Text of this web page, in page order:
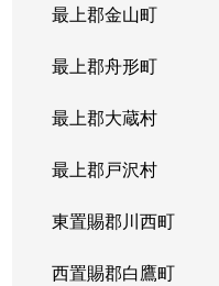
最上郡金山町
最上郡舟形町
最上郡大蔵村
最上郡戸沢村
東置賜郡川西町
西置賜郡白鷹町